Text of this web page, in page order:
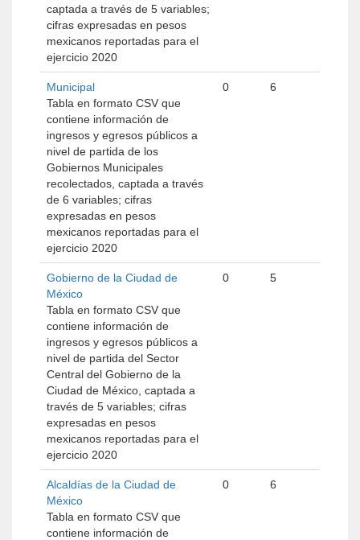
captada a través de 5 variables;
cifras expresadas en pesos
mexicanos reportadas para el
ejercicio 2020
Municipal
Tabla en formato CSV que
contiene información de
ingresos y egresos públicos a
nivel de partida de los
Gobiernos Municipales
recolectados, captada a través
de 6 variables; cifras
expresadas en pesos
mexicanos reportadas para el
ejercicio 2020
0 6
Gobierno de la Ciudad de
México
Tabla en formato CSV que
contiene información de
ingresos y egresos públicos a
nivel de partida del Sector
Central del Gobierno de la
Ciudad de México, captada a
través de 5 variables; cifras
expresadas en pesos
mexicanos reportadas para el
ejercicio 2020
0 5
Alcaldías de la Ciudad de
México
Tabla en formato CSV que
contiene información de
0 6